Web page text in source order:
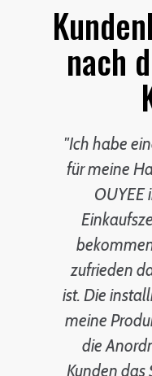
nach
"Ich habe
für meine
OUYEE
zufrieden
ist. Die
meine
die
Kunden das